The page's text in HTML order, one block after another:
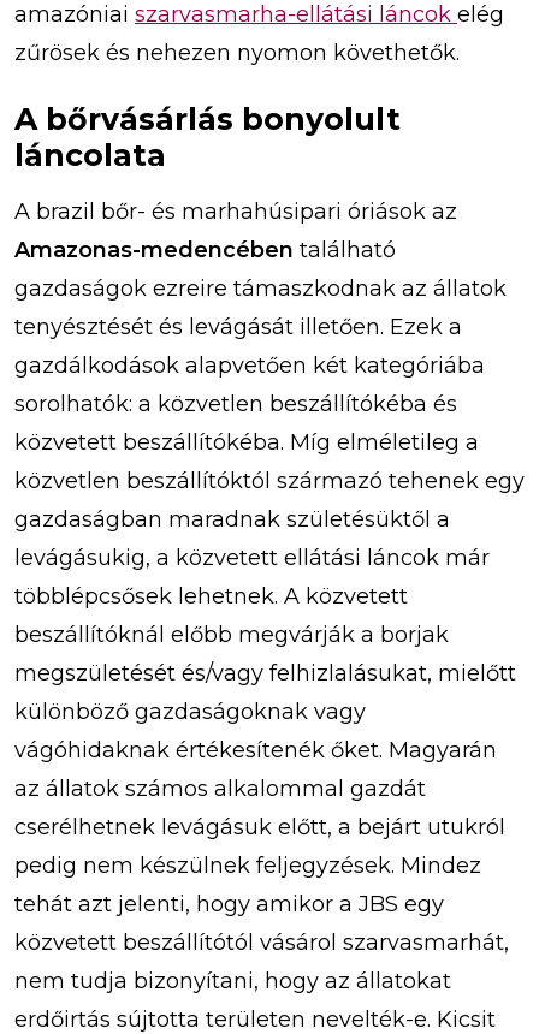
amazóniai szarvasmarha-ellátási láncok elég
zűrösek és nehezen nyomon követhetők.
A bőrvásárlás bonyolult
láncolata
A brazil bőr- és marhahúsipari óriások az
Amazonas-medencében található
gazdaságok ezreire támaszkodnak az állatok
tenyésztését és levágását illetően. Ezek a
gazdálkodások alapvetően két kategóriába
sorolhatók: a közvetlen beszállítókéba és
közvetett beszállítókéba. Míg elméletileg a
közvetlen beszállítóktól származó tehenek egy
gazdaságban maradnak születésüktől a
levágásukig, a közvetett ellátási láncok már
többlépcsősek lehetnek. A közvetett
beszállítóknál előbb megvárják a borjak
megszületését és/vagy felhizlalásukat, mielőtt
különböző gazdaságoknak vagy
vágóhidaknak értékesítenék őket. Magyarán
az állatok számos alkalommal gazdát
cserélhetnek levágásuk előtt, a bejárt utukról
pedig nem készülnek feljegyzések. Mindez
tehát azt jelenti, hogy amikor a JBS egy
közvetett beszállítótól vásárol szarvasmarhát,
nem tudja bizonyítani, hogy az állatokat
erdőirtás sújtotta területen nevelték-e. Kicsit